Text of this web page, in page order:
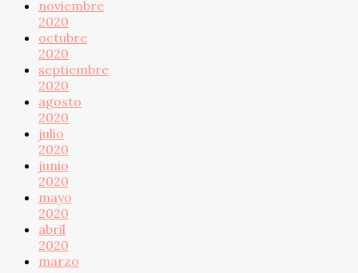
noviembre
2020
octubre
2020
septiembre
2020
agosto
2020
julio
2020
junio
2020
mayo
2020
abril
2020
marzo